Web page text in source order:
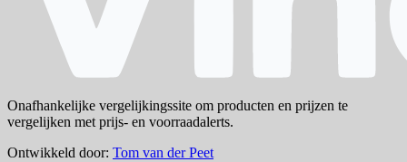
Onafhankelijke vergelijkingssite om producten en prijzen te
vergelijken met prijs- en voorraadalerts.
Ontwikkeld door: Tom van der Peet